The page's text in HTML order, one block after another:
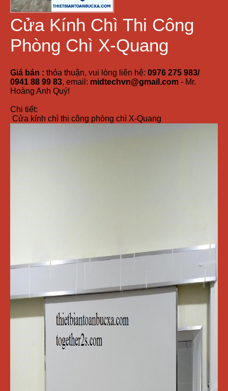
Cửa Kính Chì Thi Công
Phòng Chì X-Quang
Giá bán : thỏa thuận, vui lòng liên hệ: 0976 275 983/
0941 88 99 83, email: midtechvn@gmail.com - Mr.
Hoàng Anh Quý!
Chi tiết:
Cửa kính chì thi công phòng chì X-Quang